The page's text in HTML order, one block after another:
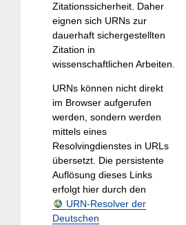
Zitationssicherheit. Daher
eignen sich URNs zur
dauerhaft sichergestellten
Zitation in
wissenschaftlichen Arbeiten.
URNs können nicht direkt
im Browser aufgerufen
werden, sondern werden
mittels eines
Resolvingdienstes in URLs
übersetzt. Die persistente
Auflösung dieses Links
erfolgt hier durch den
URN-Resolver der
Deutschen